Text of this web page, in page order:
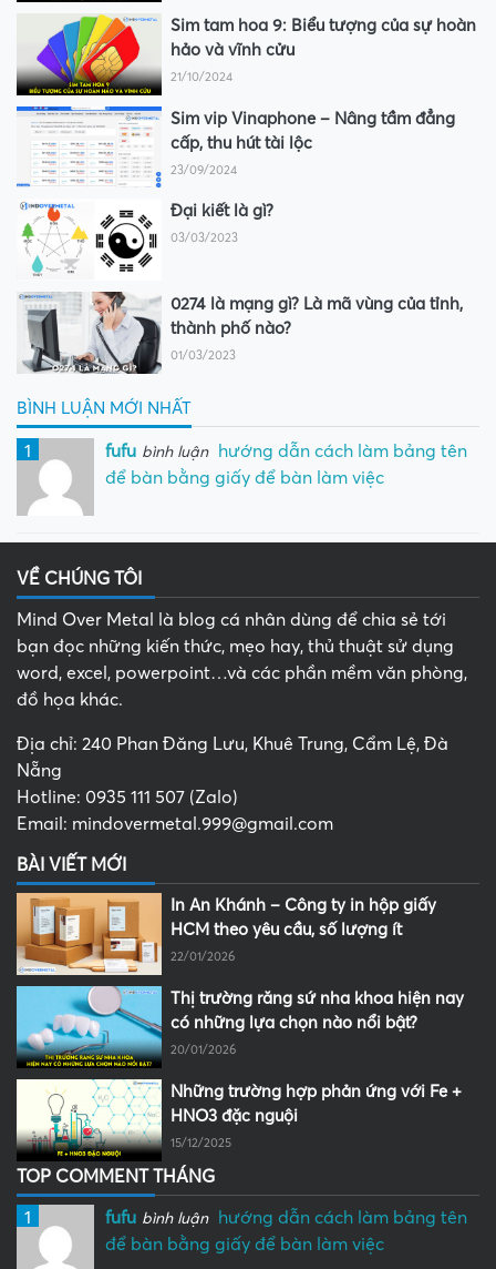
Sim tam hoa 9: Biểu tượng của sự hoàn
hảo và vĩnh cửu
21/10/2024
Sim vip Vinaphone – Nâng tầm đẳng
cấp, thu hút tài lộc
23/09/2024
Đại kiết là gì?
03/03/2023
0274 là mạng gì? Là mã vùng của tỉnh,
thành phố nào?
01/03/2023
BÌNH LUẬN MỚI NHẤT
1 fufu bình luận
hướng dẫn cách làm bảng tên
để bàn bằng giấy để bàn làm việc
VỀ CHÚNG TÔI
Mind Over Metal là blog cá nhân dùng để chia sẻ tới
bạn đọc những kiến thức, mẹo hay, thủ thuật sử dụng
word, excel, powerpoint…và các phần mềm văn phòng,
đồ họa khác.
Địa chỉ: 240 Phan Đăng Lưu, Khuê Trung, Cẩm Lệ, Đà
Nẵng
Hotline: 0935 111 507 (Zalo)
Email: mindovermetal.999@gmail.com
BÀI VIẾT MỚI
In An Khánh – Công ty in hộp giấy
HCM theo yêu cầu, số lượng ít
22/01/2026
Thị trường răng sứ nha khoa hiện nay
có những lựa chọn nào nổi bật?
20/01/2026
Những trường hợp phản ứng với Fe +
HNO3 đặc nguội
15/12/2025
TOP COMMENT THÁNG
1 fufu bình luận
hướng dẫn cách làm bảng tên
để bàn bằng giấy để bàn làm việc